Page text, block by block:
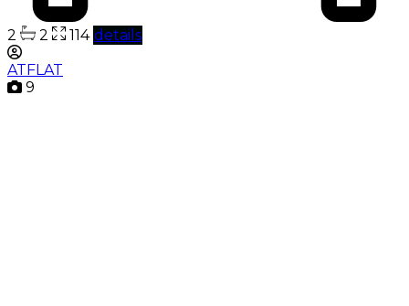
2 2 114 details
ATFLAT
9